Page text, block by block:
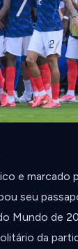
e marcado
seu
Mundo de
da